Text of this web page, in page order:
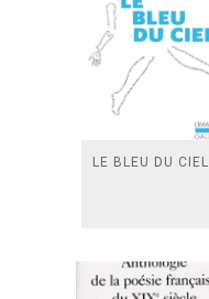
LE BLEU DU CIEL